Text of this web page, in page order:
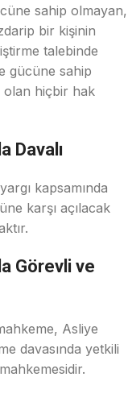
sahip olmayan,
bir kişinin
talebinde
gücüne sahip
olan hiçbir hak
Davalı
kapsamında
karşı açılacak
Görevli ve
Asliye
davasında yetkili